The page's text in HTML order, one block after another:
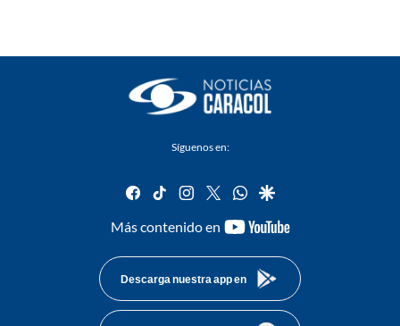
Síguenos en:
facebook
tiktok instagram
twitterwhatsapp
google
Más contenido en
youtube-
Descarga nuestra app en